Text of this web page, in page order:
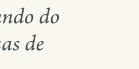
do
de